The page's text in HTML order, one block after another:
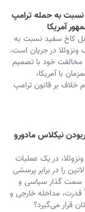
نسبت به حمله ترامپ
آمریکا
کاخ سفید نسبت به
ونزوئلا در جریان است.
مخالفت خود با تصمیم
با آمریکا،
خلاف بر قانون ترامپ
نیکلاس مادورو
در یک عملیات
را در برابر پرسشی
سمت گذار سیاسی و
قدرت، مداخله خارجی و
قرار می‌گیرد؟